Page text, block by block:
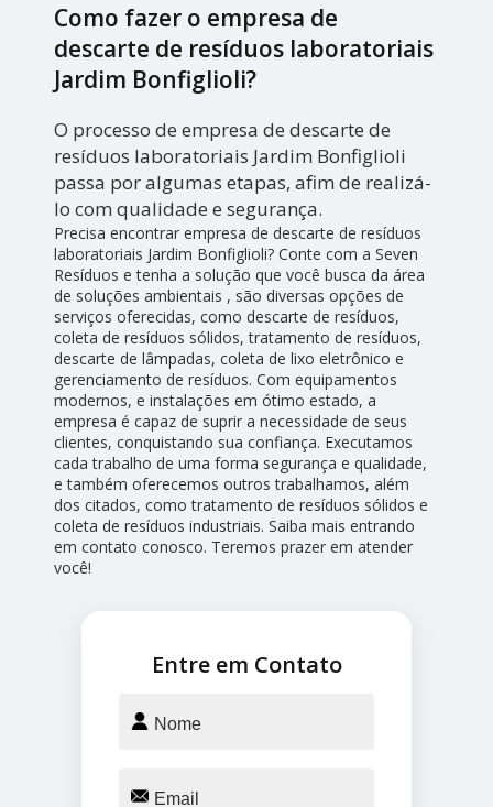
Como fazer o empresa de
descarte de resíduos laboratoriais
Jardim Bonfiglioli?
O processo de empresa de descarte de
resíduos laboratoriais Jardim Bonfiglioli
passa por algumas etapas, afim de realizá-
lo com qualidade e segurança.
Precisa encontrar empresa de descarte de resíduos
laboratoriais Jardim Bonfiglioli? Conte com a Seven
Resíduos e tenha a solução que você busca da área
de soluções ambientais , são diversas opções de
serviços oferecidas, como descarte de resíduos,
coleta de resíduos sólidos, tratamento de resíduos,
descarte de lâmpadas, coleta de lixo eletrônico e
gerenciamento de resíduos. Com equipamentos
modernos, e instalações em ótimo estado, a
empresa é capaz de suprir a necessidade de seus
clientes, conquistando sua confiança. Executamos
cada trabalho de uma forma segurança e qualidade,
e também oferecemos outros trabalhamos, além
dos citados, como tratamento de resíduos sólidos e
coleta de resíduos industriais. Saiba mais entrando
em contato conosco. Teremos prazer em atender
você!
Entre em Contato